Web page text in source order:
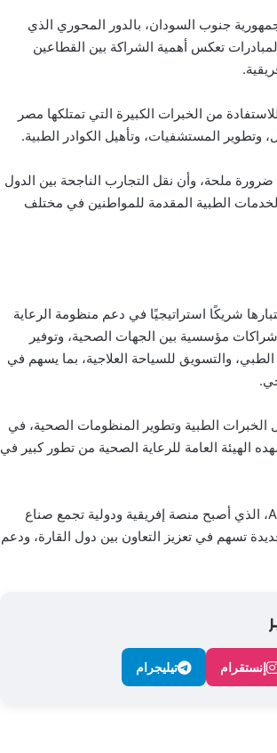
جنوب السودان، بالدور المحوري الذي
تعكس أهمية الشراكة بين القطاعين
من الخبرات الكبيرة التي تمتلكها مصر
المستشفيات، وتأهيل الكوادر الطبية.
ملحة، وأن نقل التجارب الناجحة بين الدول
الطبية المقدمة للمواطنين في مختلف
شريكًا استراتيجيًا في دعم منظومة الرعاية
مؤسسية بين الجهات الصحية، وتوفير
والتسويق للسياحة العلاجية، بما يسهم في
الخبرات الطبية وتطوير المنظومات الصحية، في
الهيئة العامة للرعاية الصحية من تطور كبير في
ويُعد هذا الاجتماع إحدى الثمار المهمة لمؤتمر Africa Health ExCon، الذي أصبح منصة إفريقية ودولية تجمع صناع
تسهم في تعزيز التعاون بين دول القارة، ودعم
إنستقرام تيليجرام